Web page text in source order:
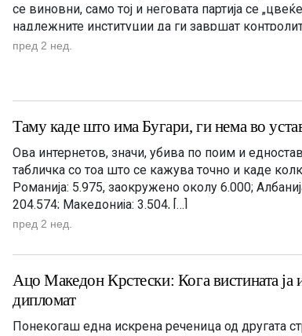
се виновни, само тој и неговата партија се
надлежните институции да ги завршат
загадувањето на водата во Гостивар, Филипче и
пред 2 нед.
Таму каде што има Бугари, ги нема во
Ова интернетов, значи, убива по поим и
табличка со тоа што се кажува точно и каде
Романија: 5.975, заокружено околу 6.000;
204.574; Македонија: 3.504, […]
пред 2 нед.
Ацо Македон Крстески: Кога вистината ја
дипломат
Понекогаш една искрена реченица од другата